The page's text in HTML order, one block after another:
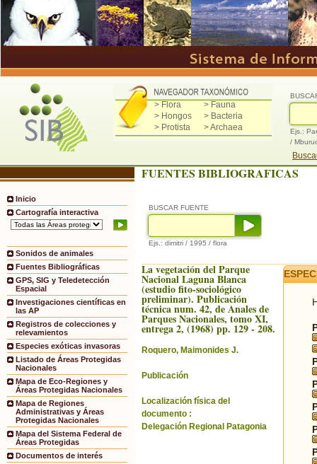
> Flora
> Fauna
> Hongos
> Bacteria
> Protista
> Archaea
Ejs.:
/
Inicio
Cartografía interactiva
Sonidos de animales
Fuentes Bibliográficas
GPS, SIG y Teledetección
Espacial
Investigaciones científicas en
las AP
Registros de colecciones y
relevamientos
Especies exóticas invasoras
Listado de Áreas Protegidas
Nacionales
Mapa de Eco-Regiones y
Áreas Protegidas Nacionales
Mapa de Regiones
Administrativas y Áreas
Protegidas Nacionales
Mapa del Sistema Federal de
Áreas Protegidas
Documentos de interés
FUENTES BIBLIOGRAFICAS
BUSCAR FUENTE
Ejs.: dimitri / 1995 / flora
La vegetación del Parque
Nacional Laguna Blanca
(estudio fito-sociológico
preliminar). Publicación
técnica num. 42, de Anales de
Parques Nacionales, tomo XI,
entrega 2, (1968) pp. 129 - 208.
Roquero, Maimonides J.
Publicación
Localización física del
documento :
Delegación Regional Patagonia